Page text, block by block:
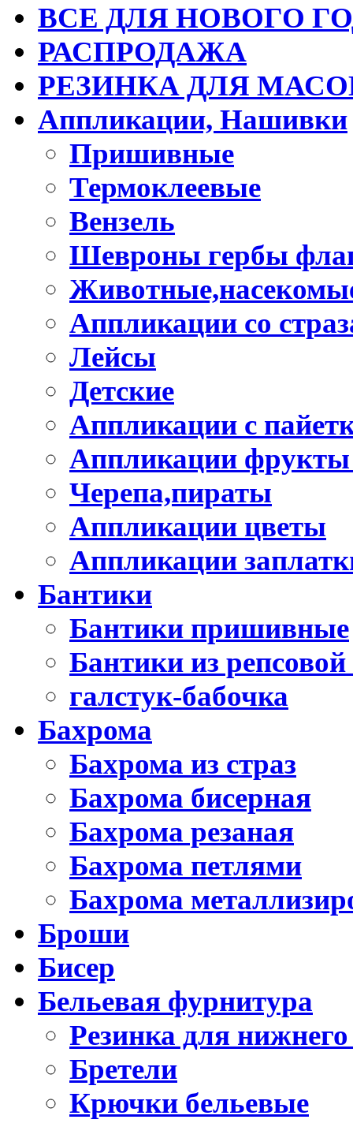
ВСЕ ДЛЯ НОВОГО
РАСПРОДАЖА
РЕЗИНКА ДЛЯ
Аппликации, Нашивки
Пришивные
Термоклеевые
Вензель
Шевроны гербы
Аппликации со
Лейсы
Детские
Аппликации с
Аппликации
Черепа,пираты
Аппликации цветы
Аппликации
Бантики
Бантики пришивные
Бантики из
галстук-бабочка
Бахрома
Бахрома из страз
Бахрома бисерная
Бахрома резаная
Бахрома петлями
Бахрома
Броши
Бисер
Бельевая фурнитура
Резинка для
Бретели
Крючки бельевые